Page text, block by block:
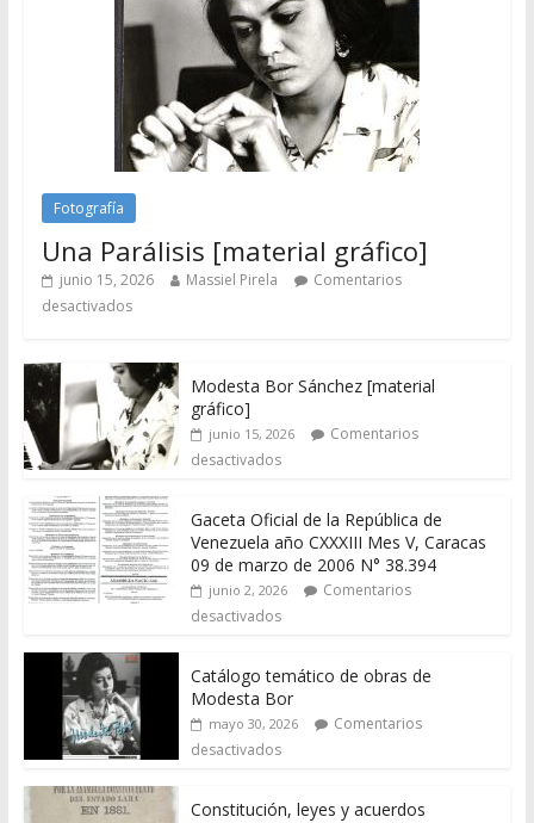
Fotografía
Una Parálisis [material gráfico]
junio 15, 2026 Massiel Pirela
Comentarios
desactivados
Modesta Bor Sánchez [material
gráfico]
junio 15, 2026
Comentarios
desactivados
Gaceta Oficial de la República de
Venezuela año CXXXIII Mes V, Caracas
09 de marzo de 2006 N° 38.394
junio 2, 2026
Comentarios
desactivados
Catálogo temático de obras de
Modesta Bor
mayo 30, 2026
Comentarios
desactivados
Constitución, leyes y acuerdos